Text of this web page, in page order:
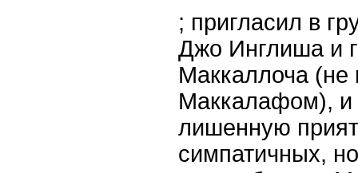
; пригласил в
Джо Инглиша и
Маккаллоча (не
Маккалафом), и
лишенную
симпатичных,